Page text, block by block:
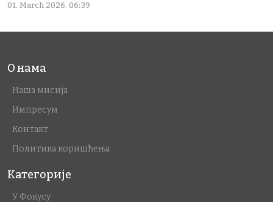
01. March 2026. 06:39
О нама
Наша мисија
Импресум
Контакт
Политика коришћења
Категорије
У Фокусу